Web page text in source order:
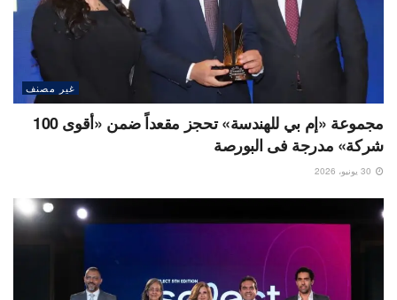
غير مصنف
مجموعة «إم بي للهندسة» تحجز مقعداً ضمن «أقوى 100
شركة» مدرجة فى البورصة